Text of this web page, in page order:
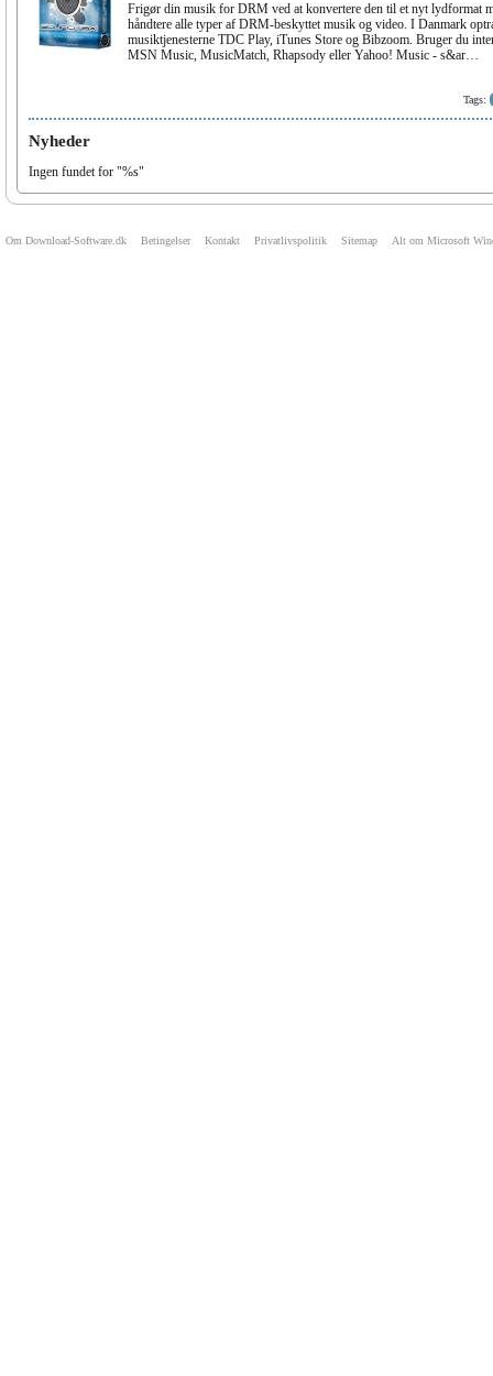
Frigør din musik for DRM ved at konvertere den til et nyt lydformat
håndtere alle typer af DRM-beskyttet musik og video. I Danmark
musiktjenesterne TDC Play, iTunes Store og Bibzoom. Bruger du
MSN Music, MusicMatch, Rhapsody eller Yahoo! Music - s&ar…
Tags:
Nyheder
Ingen fundet for "%s"
Om Download-Software.dk Betingelser Kontakt Privatlivspolitik Sitemap Alt om Microsoft